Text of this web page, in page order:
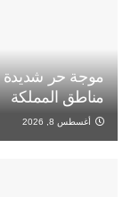
مناطق المملكة
أغسطس 8, 2026